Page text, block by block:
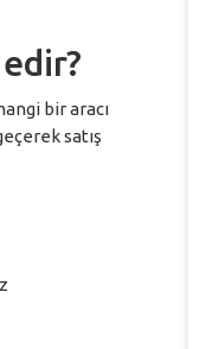
bir aracı
satış